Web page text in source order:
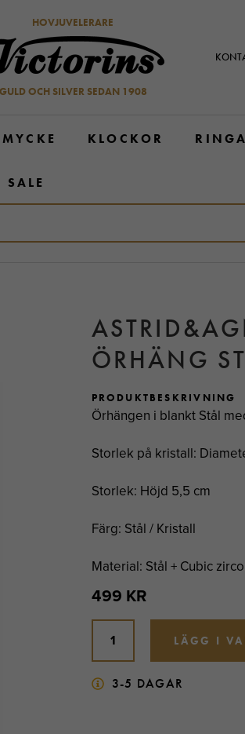
HOVJUVELERARE
GULD OCH SILVER SEDAN 1908
KLOCKOR
SALE
ÖRHÄNG
PRODUKTBESKRIVNING
Örhängen i blankt Stål
Storlek på kristall:
Storlek: Höjd 5,5 cm
Färg: Stål / Kristall
Material: Stål + Cubic
499 KR
LÄGG I
3-5 DAGAR